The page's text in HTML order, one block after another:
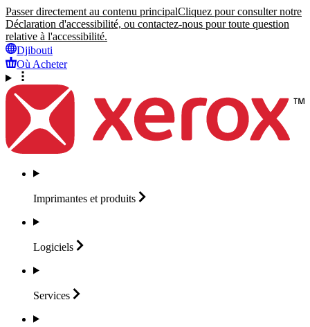
Passer directement au contenu principalCliquez pour consulter notre
Déclaration d'accessibilité, ou contactez-nous pour toute question
relative à l'accessibilité.
Djibouti
Où Acheter
Imprimantes et produits
Logiciels
Services